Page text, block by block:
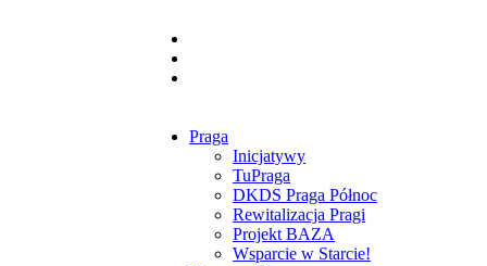
Praga
Inicjatywy
TuPraga
DKDS Praga Północ
Rewitalizacja Pragi
Projekt BAZA
Wsparcie w Starcie!